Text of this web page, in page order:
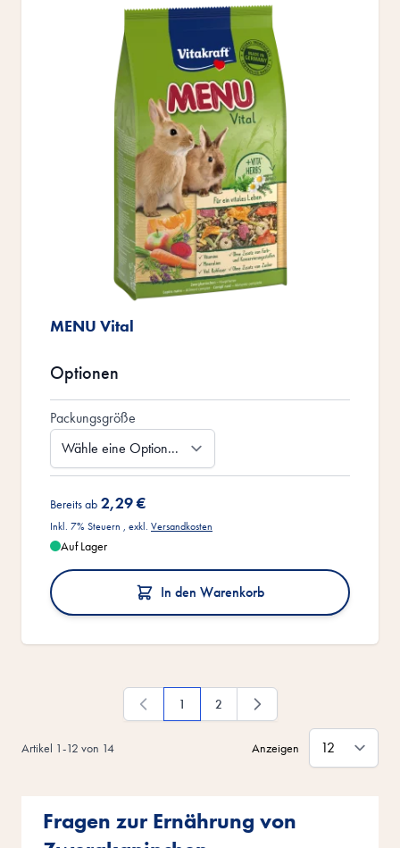
MENU Vital
Optionen
Packungsgröße
Bereits ab 2,29 €
Inkl. 7% Steuern , exkl. Versandkosten
Auf Lager
In den Warenkorb
Artikel 1-12 von 14
Du liest gerade die Seite
1 Seite
2
Anzeigen
Fragen zur Ernährung von